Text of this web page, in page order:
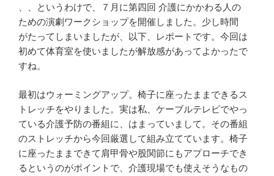
、、というわけで、７月に第四回 介護にかかわる人の
ための演劇ワークショップを開催しました。少し時間
がたってしまいましたが、以下、レポートです。今回は
初めて体育室を使いましたが解放感があってよかったで
すね。
最初はウォーミングアップ。椅子に座ったままできるス
トレッチをやりました。実は私、ケーブルテレビでやっ
ている介護予防の番組に、はまっていまして。その番組
のストレッチから今回厳選して組み立てています。椅子
に座ったままできて肩甲骨や股関節にもアプローチでき
るというのがポイントで、介護現場でも使えそうなもの